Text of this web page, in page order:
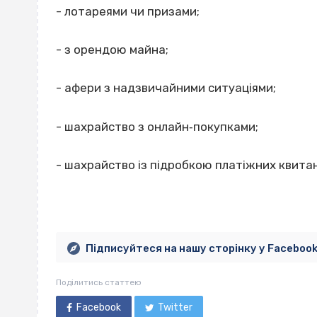
- лотареями чи призами;
- з орендою майна;
- афери з надзвичайними ситуаціями;
- шахрайство з онлайн‐покупками;
- шахрайство із підробкою платіжних
Підписуйтеся на нашу сторінку у Facebook
Поділитись статтею
Facebook Twitter